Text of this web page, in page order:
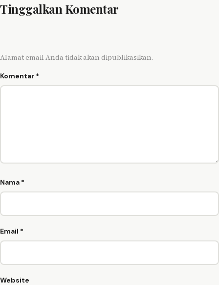
Tinggalkan Komentar
Alamat email Anda tidak akan dipublikasikan.
Komentar *
Nama *
Email *
Website